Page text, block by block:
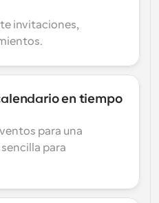
invitaciones,
en tiempo
para una
para